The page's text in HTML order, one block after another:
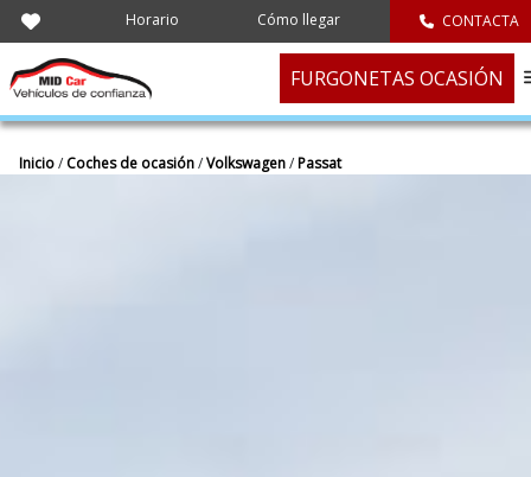
Horario Cómo llegar CONTACTA
FURGONETAS OCASIÓN
Inicio/ Coches de ocasión/Volkswagen/Passat